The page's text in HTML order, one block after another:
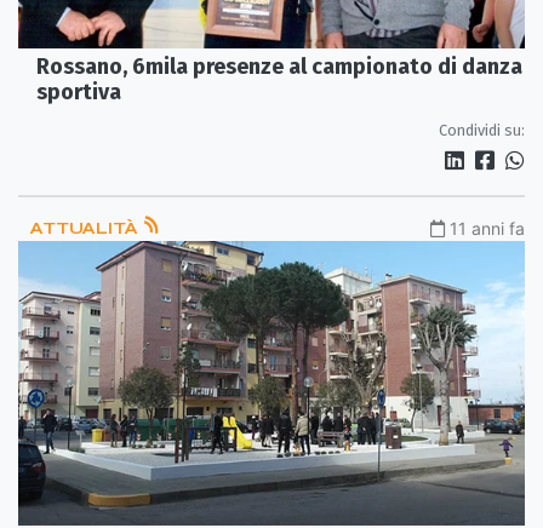
Rossano, 6mila presenze al campionato di danza
sportiva
Condividi su:
ATTUALITÀ 11 anni fa